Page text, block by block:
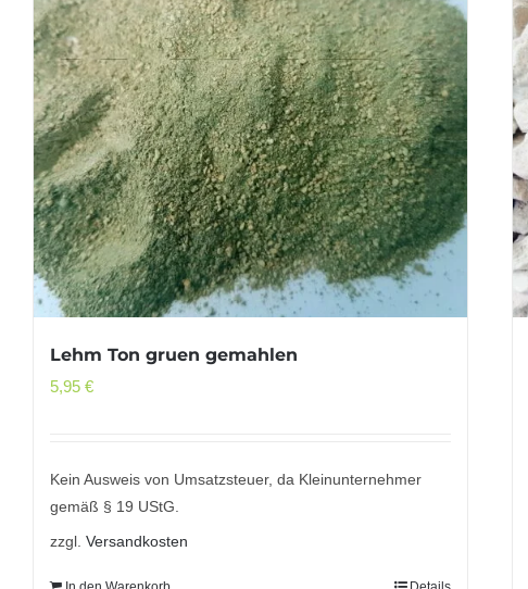
Lehm Ton gruen gemahlen
5,95 €
Kein Ausweis von Umsatzsteuer, da Kleinunternehmer
gemäß § 19 UStG.
zzgl. Versandkosten